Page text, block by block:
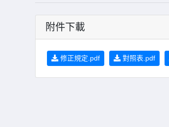
附件下載
修正規定.pdf 對照表.pdf